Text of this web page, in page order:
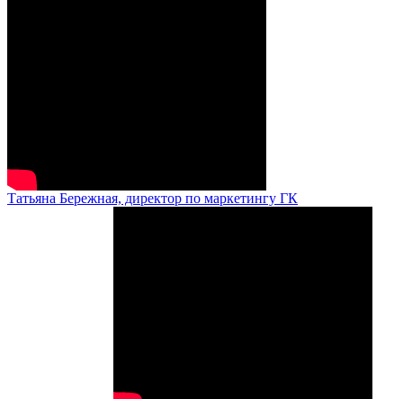
Татьяна Бережная, директор по маркетингу ГК